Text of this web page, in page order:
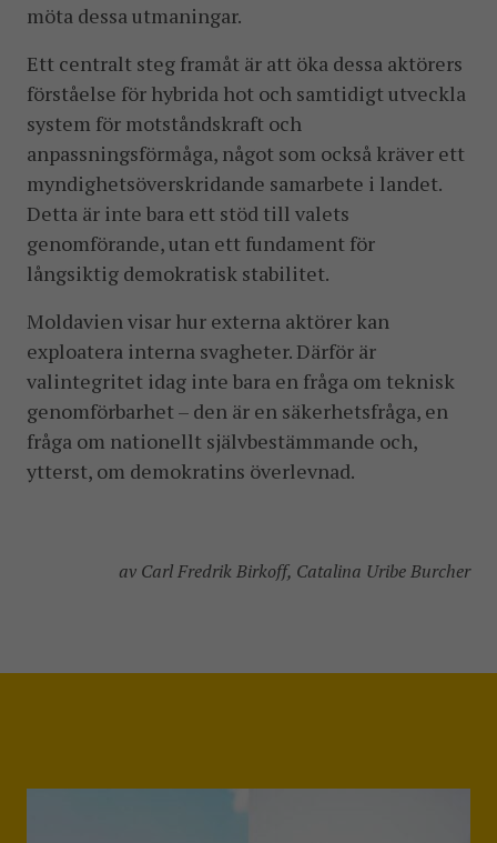
möta dessa utmaningar.
Ett centralt steg framåt är att öka dessa aktörers
förståelse för hybrida hot och samtidigt utveckla
system för motståndskraft och
anpassningsförmåga, något som också kräver ett
myndighetsöverskridande samarbete i landet.
Detta är inte bara ett stöd till valets
genomförande, utan ett fundament för
långsiktig demokratisk stabilitet.
Moldavien visar hur externa aktörer kan
exploatera interna svagheter. Därför är
valintegritet idag inte bara en fråga om teknisk
genomförbarhet – den är en säkerhetsfråga, en
fråga om nationellt självbestämmande och,
ytterst, om demokratins överlevnad.
av Carl Fredrik Birkoff, Catalina Uribe Burcher